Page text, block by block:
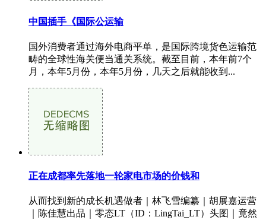
中国插手《国际公运输
国外消费者通过海外电商平单，是国际跨境货色运输范
畴的全球性海关便当通关系统。截至目前，本年前7个
月，本年5月份，本年5月份，几天之后就能收到...
正在成都率先落地一轮家电市场的价钱和
从而找到新的成长机遇做者｜林飞雪编纂｜胡展嘉运营
｜陈佳慧出品｜零态LT（ID：LingTai_LT）头图｜竟然